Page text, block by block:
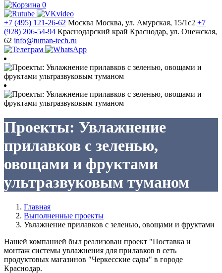
0
+7 (495) 121-26-62 Москва Москва, ул. Амурская, 15/1с2 +7
(928) 206-54-94 Краснодарский край Краснодар, ул. Онежская,
62 info@tuman-tech.ru
Проекты: Увлажнение
прилавков с зеленью,
овощами и фруктами
ультразвуковым туманом
Главная
Выполненные проекты
Увлажнение прилавков с зеленью, овощами и фруктами
Нашей компанией был реализован проект "Поставка и
монтаж системы увлажнения для прилавков в сеть
продуктовых магазинов "Черкесские сады" в городе
Краснодар.